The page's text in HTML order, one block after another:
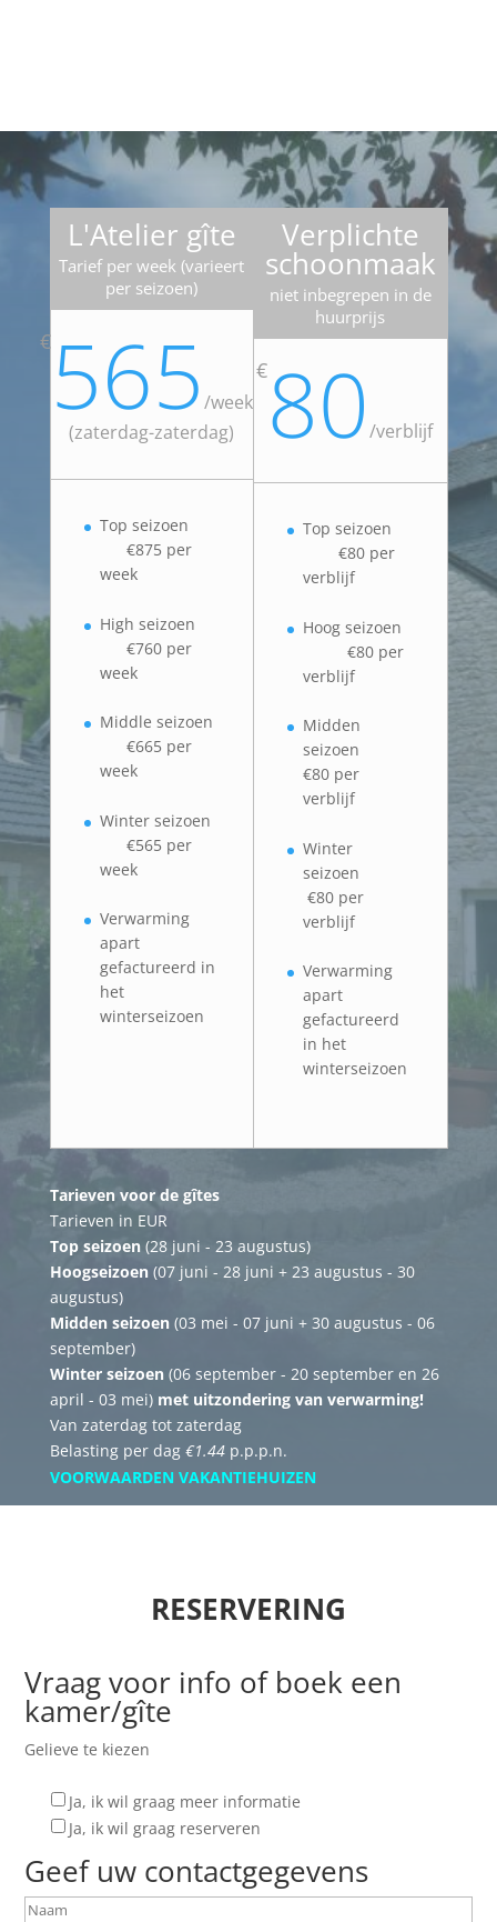
L'Atelier gîte
Tarief per week (varieert
per seizoen)
€565 /week
(zaterdag-zaterdag)
Top seizoen
€875 per
week
High seizoen
€760 per
week
Middle seizoen
€665 per
week
Winter seizoen
€565 per
week
Verwarming
apart
gefactureerd in
het
winterseizoen
Verplichte
schoonmaak
niet inbegrepen in de
huurprijs
€80/verblijf
Top seizoen
€80 per
verblijf
Hoog seizoen
€80 per
verblijf
Midden
seizoen
€80 per
verblijf
Winter
seizoen
€80 per
verblijf
Verwarming
apart
gefactureerd
in het
winterseizoen
Tarieven voor de gîtes
Tarieven in EUR
Top seizoen(28 juni - 23 augustus)
Hoogseizoen (07 juni - 28 juni + 23 augustus - 30
augustus)
Midden seizoen (03 mei - 07 juni + 30 augustus - 06
september)
Winter seizoen (06 september - 20 september en 26
april - 03 mei) met uitzondering van verwarming!
Van zaterdag tot zaterdag
Belasting per dag €1.44p.p.p.n.
VOORWAARDEN VAKANTIEHUIZEN
RESERVERING
Vraag voor info of boek een
kamer/gîte
Gelieve te kiezen
Ja, ik wil graag meer informatie
Ja, ik wil graag reserveren
Geef uw contactgegevens